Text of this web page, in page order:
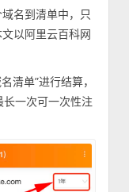
名到清单中，只
以阿里云百科网
清单”进行结算，
一次可一次性注